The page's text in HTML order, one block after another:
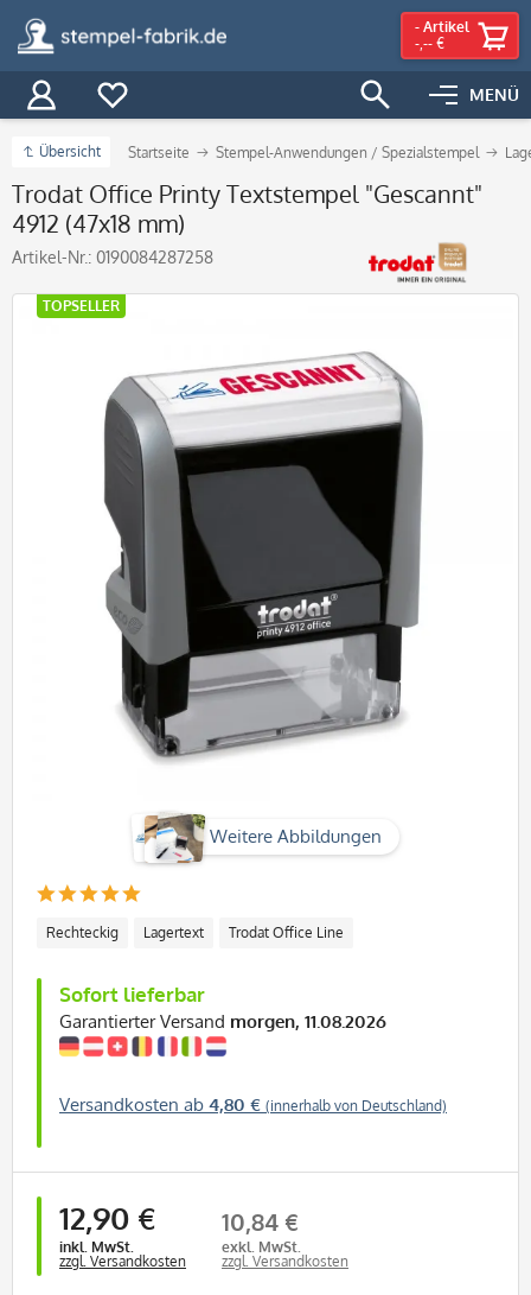
MENÜ
- Artikel
-,-- €
Übersicht Startseite Stempel-Anwendungen / Spezialstempel
Trodat Office Printy Textstempel "Gescannt"
4912 (47x18 mm)
Artikel-Nr.: 0190084287258
Weitere Abbildungen
TOPSELLER
Rechteckig Lagertext Trodat Office Line
Sofort lieferbar
Garantierter Versand morgen, 11.08.2026
Versandkosten ab 4,80 € (innerhalb von Deutschland)
12,90 €
inkl. MwSt.
zzgl. Versandkosten
10,84 €
exkl. MwSt.
zzgl. Versandkosten